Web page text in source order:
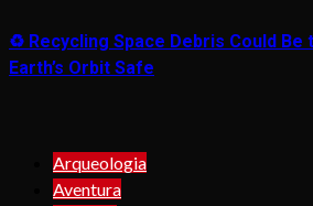
♻️ Recycling Space Debris Could Be
Earth’s Orbit Safe
Arqueologia
Aventura